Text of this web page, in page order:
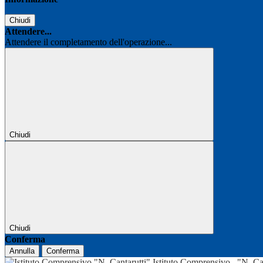
Chiudi
Attendere...
Attendere il completamento dell'operazione...
Chiudi
Chiudi
Conferma
Annulla Conferma